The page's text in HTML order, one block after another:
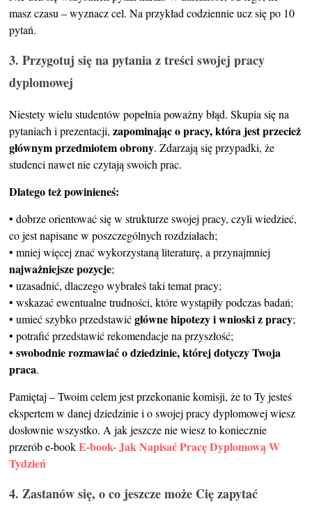
masz czasu – wyznacz cel. Na przykład codziennie ucz się po 10
pytań.
3. Przygotuj się na pytania z treści swojej pracy
dyplomowej
Niestety wielu studentów popełnia poważny błąd. Skupia się na
pytaniach i prezentacji,zapominając o pracy, która jest przecież
głównym przedmiotem obrony. Zdarzają się przypadki, że
studenci nawet nie czytają swoich prac.
Dlatego też powinieneś:
• dobrze orientować się w strukturze swojej pracy, czyli wiedzieć,
co jest napisane w poszczególnych rozdziałach;
• mniej więcej znać wykorzystaną literaturę, a przynajmniej
najważniejsze pozycje;
• uzasadnić, dlaczego wybrałeś taki temat pracy;
• wskazać ewentualne trudności, które wystąpiły podczas badań;
• umieć szybko przedstawićgłówne hipotezy i wnioski z pracy;
• potrafić przedstawić rekomendacje na przyszłość;
• swobodnie rozmawiać o dziedzinie, której dotyczy Twoja
praca.
Pamiętaj – Twoim celem jest przekonanie komisji, że to Ty jesteś
ekspertem w danej dziedzinie i o swojej pracy dyplomowej wiesz
dosłownie wszystko. A jak jeszcze nie wiesz to koniecznie
przerób e-bookE-book- Jak Napisać Pracę Dyplomową W
Tydzień
4. Zastanów się, o co jeszcze może Cię zapytać